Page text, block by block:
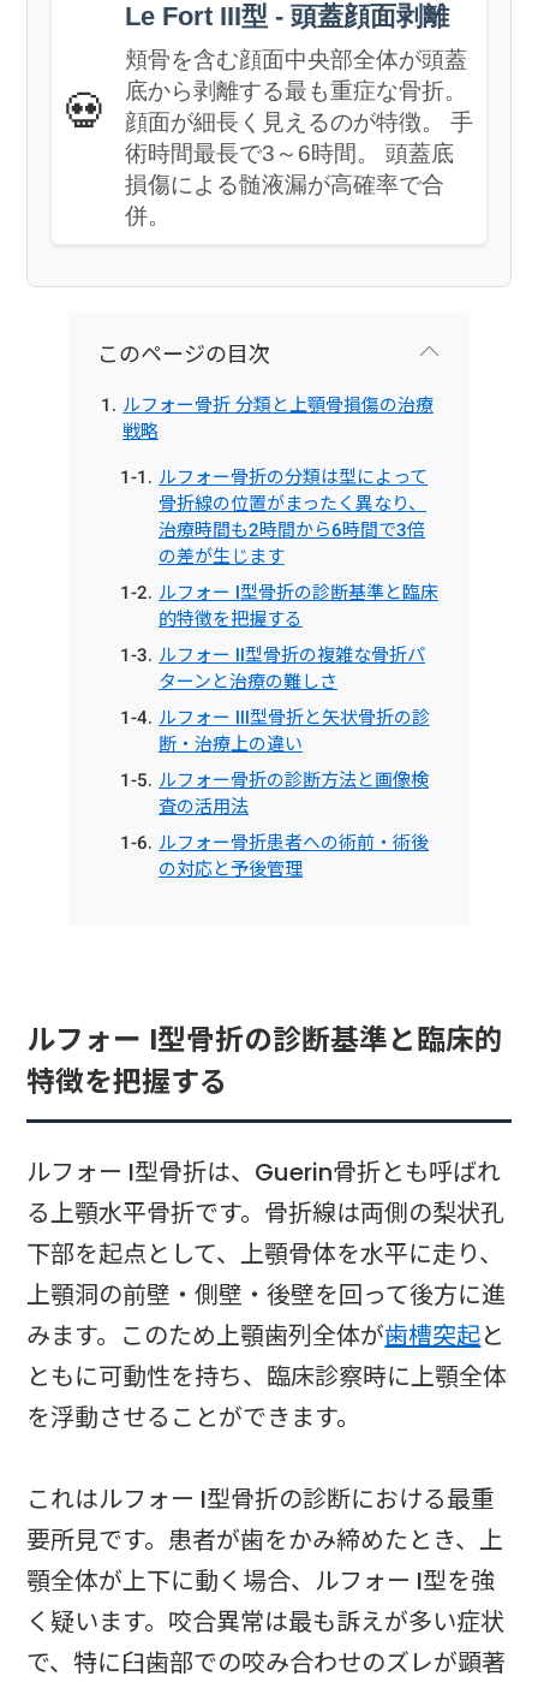
💀
Le Fort III型 - 頭蓋顔面剥離
頬骨を含む顔面中央部全体が頭蓋
底から剥離する最も重症な骨折。
顔面が細長く見えるのが特徴。 手
術時間最長で3～6時間。 頭蓋底
損傷による髄液漏が高確率で合
併。
このページの目次
ルフォー骨折 分類と上顎骨損傷の治療
戦略
ルフォー骨折の分類は型によって
骨折線の位置がまったく異なり、
治療時間も2時間から6時間で3倍
の差が生じます
ルフォー I型骨折の診断基準と臨床
的特徴を把握する
ルフォー II型骨折の複雑な骨折パ
ターンと治療の難しさ
ルフォー III型骨折と矢状骨折の診
断・治療上の違い
ルフォー骨折の診断方法と画像検
査の活用法
ルフォー骨折患者への術前・術後
の対応と予後管理
ルフォー I型骨折の診断基準と臨床的
特徴を把握する
ルフォー I型骨折は、Guerin骨折とも呼ばれ
る上顎水平骨折です。骨折線は両側の梨状孔
下部を起点として、上顎骨体を水平に走り、
上顎洞の前壁・側壁・後壁を回って後方に進
みます。このため上顎歯列全体が歯槽突起と
ともに可動性を持ち、臨床診察時に上顎全体
を浮動させることができます。
これはルフォー I型骨折の診断における最重
要所見です。患者が歯をかみ締めたとき、上
顎全体が上下に動く場合、ルフォー I型を強
く疑います。咬合異常は最も訴えが多い症状
で、特に臼歯部での咬み合わせのズレが顕著